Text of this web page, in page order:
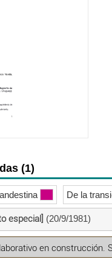
(1)
De la
especial] (20/9/1981)
en